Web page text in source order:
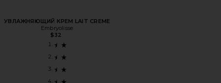
УВЛАЖНЯЮЩИЙ КРЕМ LAIT CREME
Embryolisse
$32